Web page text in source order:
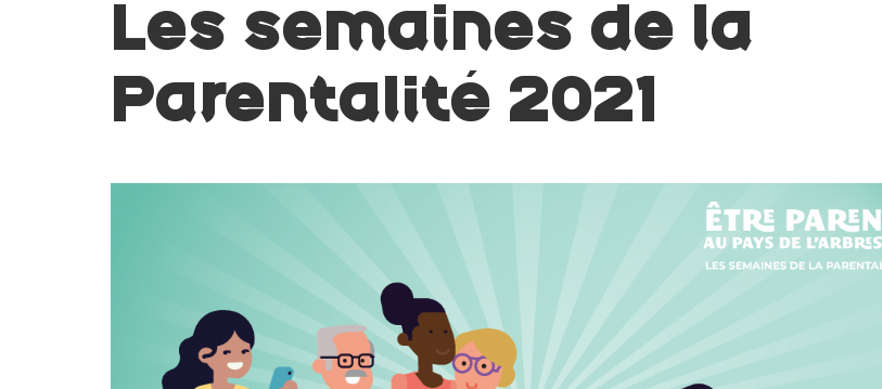
Les semaines de la
Parentalité 2021